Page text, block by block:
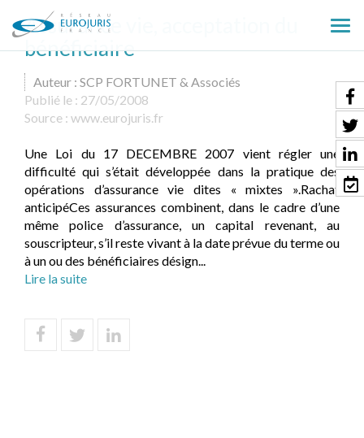
le
Assurance vie, acceptation du
bénéficiaire
Auteur : SCP FORTUNET & Associés
Publié le : 27/05/2008
Source : www.eurojuris.fr
Une Loi du 17 DECEMBRE 2007 vient régler une
difficulté qui s’était développée dans la pratique des
opérations d’assurance vie dites « mixtes ».Rachat
anticipéCes assurances combinent, dans le cadre d’une
même police d’assurance, un capital revenant, au
souscripteur, s’il reste vivant à la date prévue du terme ou
à un ou des bénéficiaires désign...
Lire la suite